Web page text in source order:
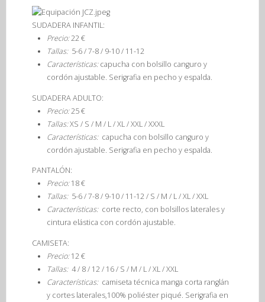
SUDADERA INFANTIL:
Precio:22 €
Tallas: 5-6 / 7-8 / 9-10 / 11-12
Características:capucha con bolsillo canguro y
cordón ajustable. Serigrafia en pecho y espalda.
SUDADERA ADULTO:
Precio:25 €
Tallas:XS / S / M / L / XL / XXL / XXXL
Características: capucha con bolsillo canguro y
cordón ajustable. Serigrafia en pecho y espalda.
PANTALÓN:
Precio:18 €
Tallas: 5-6 / 7-8 / 9-10 / 11-12 / S / M / L / XL / XXL
Características: corte recto, con bolsillos laterales y
cintura elástica con cordón ajustable.
CAMISETA:
Precio:12 €
Tallas: 4 / 8 / 12 / 16 / S / M / L / XL / XXL
Características: camiseta técnica manga corta ranglán
y cortes laterales,100% poliéster piqué. Serigrafia en